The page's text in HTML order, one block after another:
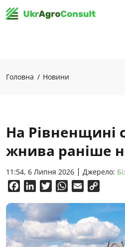
Головна Новини
На Рівненщині
жнива раніше
11:54, 6 Липня 2026 Джерело:
FacebookLinkedInTwitterWhatsApp
Email